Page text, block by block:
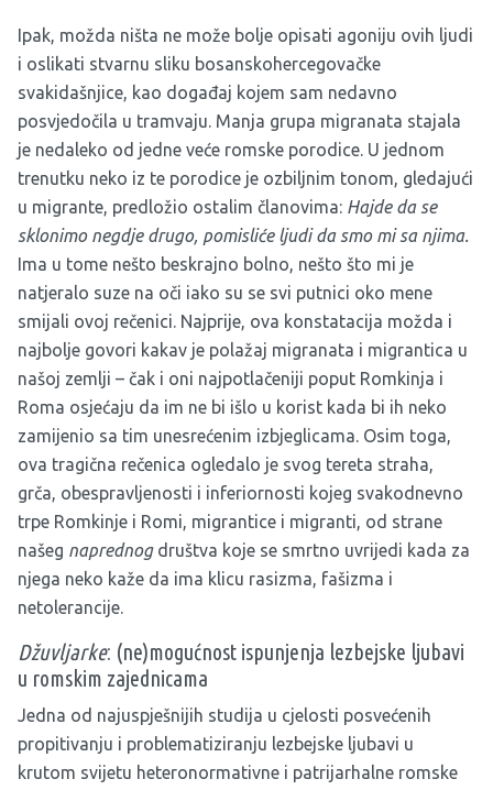
Ipak, možda ništa ne može bolje opisati agoniju ovih ljudi
i oslikati stvarnu sliku bosanskohercegovačke
svakidašnjice, kao događaj kojem sam nedavno
posvjedočila u tramvaju. Manja grupa migranata stajala
je nedaleko od jedne veće romske porodice. U jednom
trenutku neko iz te porodice je ozbiljnim tonom, gledajući
u migrante, predložio ostalim članovima: Hajde da se
sklonimo negdje drugo, pomisliće ljudi da smo mi sa njima.
Ima u tome nešto beskrajno bolno, nešto što mi je
natjeralo suze na oči iako su se svi putnici oko mene
smijali ovoj rečenici. Najprije, ova konstatacija možda i
najbolje govori kakav je polažaj migranata i migrantica u
našoj zemlji – čak i oni najpotlačeniji poput Romkinja i
Roma osjećaju da im ne bi išlo u korist kada bi ih neko
zamijenio sa tim unesrećenim izbjeglicama. Osim toga,
ova tragična rečenica ogledalo je svog tereta straha,
grča, obespravljenosti i inferiornosti kojeg svakodnevno
trpe Romkinje i Romi, migrantice i migranti, od strane
našeg naprednogdruštva koje se smrtno uvrijedi kada za
njega neko kaže da ima klicu rasizma, fašizma i
netolerancije.
Džuvljarke: (ne)mogućnost ispunjenja lezbejske ljubavi
u romskim zajednicama
Jedna od najuspješnijih studija u cjelosti posvećenih
propitivanju i problematiziranju lezbejske ljubavi u
krutom svijetu heteronormativne i patrijarhalne romske